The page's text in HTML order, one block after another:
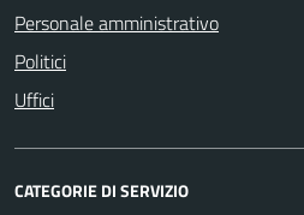
Personale amministrativo
Politici
Uffici
CATEGORIE DI SERVIZIO